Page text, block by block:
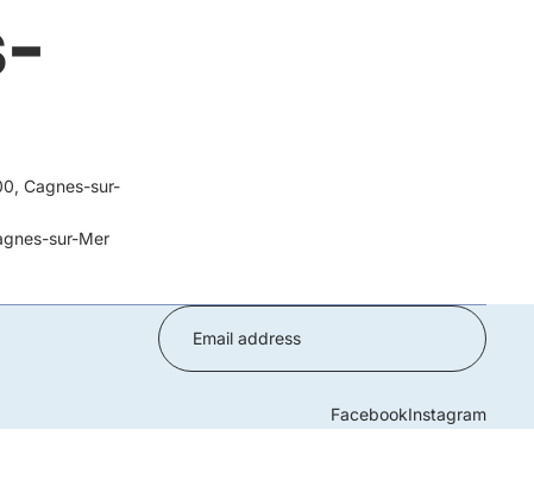
Cagnes-sur-
sur-Mer
FacebookInstagram